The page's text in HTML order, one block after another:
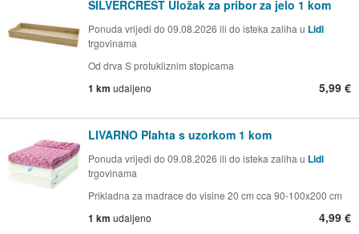
SILVERCREST Uložak za pribor za jelo 1 kom
Ponuda vrijedi do 09.08.2026 ili do isteka zaliha u Lidl
trgovinama
Od drva S protukliznim stopicama
1 km udaljeno 5,99 €
LIVARNO Plahta s uzorkom 1 kom
Ponuda vrijedi do 09.08.2026 ili do isteka zaliha u Lidl
trgovinama
Prikladna za madrace do visine 20 cm cca 90-100x200 cm
1 km udaljeno 4,99 €